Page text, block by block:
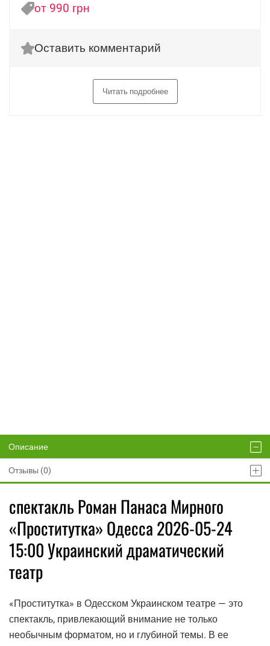
от 990 грн
Оставить комментарий
Читать подробнее
Описание
Отзывы (0)
спектакль Роман Панаса Мирного
«Проститутка» Одесса 2026-05-24
15:00 Украинский драматический
театр
«Проститутка» в Одесском Украинском театре — это
спектакль, привлекающий внимание не только
необычным форматом, но и глубиной темы. В ее